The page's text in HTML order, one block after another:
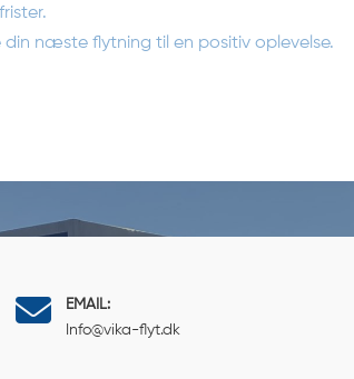
din næste flytning til en positiv oplevelse.
EMAIL:
Info@vika-flyt.dk